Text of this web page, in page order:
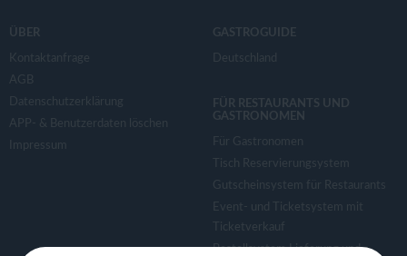
ÜBER
Kontaktanfrage
AGB
Datenschutzerklärung
APP- & Benutzerdaten löschen
Impressum
GASTROGUIDE
Deutschland
FÜR RESTAURANTS UND
GASTRONOMEN
Für Gastronomen
Tisch Reservierungsystem
Gutscheinsystem für Restaurants
Event- und Ticketsystem mit
Ticketverkauf
Bestellsystem Lieferung und